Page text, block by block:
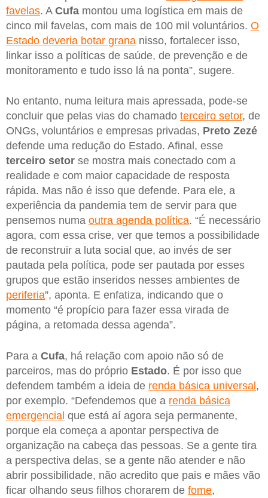
favelas. A Cufa montou uma logística em mais de
cinco mil favelas, com mais de 100 mil voluntários. O
Estado deveria botar grana nisso, fortalecer isso,
linkar isso a políticas de saúde, de prevenção e de
monitoramento e tudo isso lá na ponta”, sugere.
No entanto, numa leitura mais apressada, pode-se
concluir que pelas vias do chamado terceiro setor, de
ONGs, voluntários e empresas privadas, Preto Zezé
defende uma redução do Estado. Afinal, esse
terceiro setor se mostra mais conectado com a
realidade e com maior capacidade de resposta
rápida. Mas não é isso que defende. Para ele, a
experiência da pandemia tem de servir para que
pensemos numa outra agenda política. “É necessário
agora, com essa crise, ver que temos a possibilidade
de reconstruir a luta social que, ao invés de ser
pautada pela política, pode ser pautada por esses
grupos que estão inseridos nesses ambientes de
periferia”, aponta. E enfatiza, indicando que o
momento “é propício para fazer essa virada de
página, a retomada dessa agenda”.
Para a Cufa, há relação com apoio não só de
parceiros, mas do próprio Estado. É por isso que
defendem também a ideia de renda básica universal,
por exemplo. “Defendemos que a renda básica
emergencial que está aí agora seja permanente,
porque ela começa a apontar perspectiva de
organização na cabeça das pessoas. Se a gente tira
a perspectiva delas, se a gente não atender e não
abrir possibilidade, não acredito que pais e mães vão
ficar olhando seus filhos chorarem de fome,